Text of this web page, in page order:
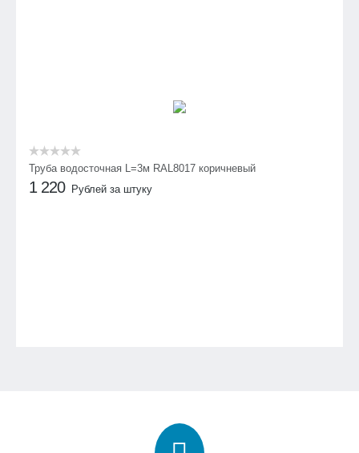
Труба водосточная L=3м RAL8017 коричневый
1 220 Рублей за штуку